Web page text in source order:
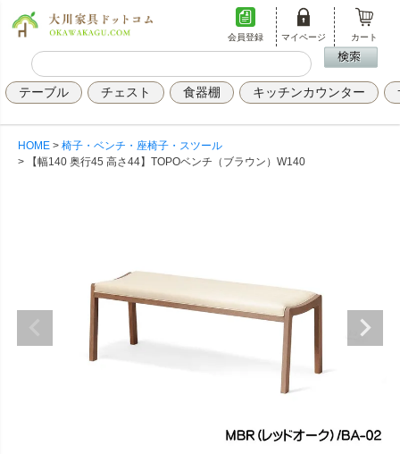
会員登録 マイページ カート
テーブル チェスト 食器棚 キッチンカウンター
HOME
椅子・ベンチ・座椅子・スツール
【幅140 奥行45 高さ44】TOPOベンチ（ブラウン）W140